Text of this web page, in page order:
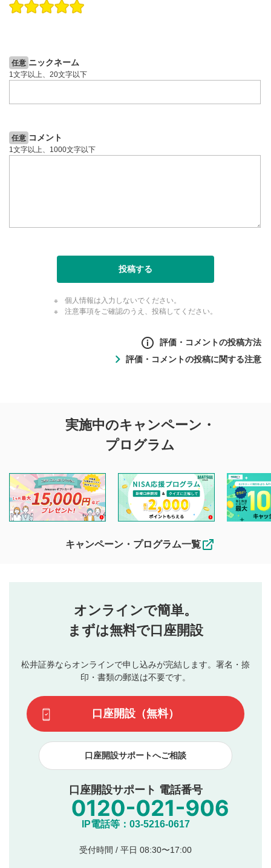
操作説明動画
任意 ニックネーム
1文字以上、20文字以下
任意 コメント
1文字以上、1000文字以下
投稿する
個人情報は入力しないでください。
注意事項をご確認のうえ、投稿してください。
評価・コメントの投稿方法
投稿するボタン
星で評価をすると投稿できます。（お名前とコメント
動画の評価
です）
評価・コメントの投稿に関する注意
投稿に関する注意
を目的として、各動画コンテンツに、評価およびコメントの
投稿ができます。利用者は以下の注意事項をご理解のうえ、
閲覧および投稿を行うものとしてください。
他の利用者が動画を視聴される際の参考になるコメントをお
待ちしております。
なお、投稿をもって、本注意事項に同意されたものとみなし
行ってください。
当社は、利用者同士、もしくは利用者と第三者間のトラ
ブルによって生じた損害に対して一切の責任を負いませ
評価およびコメントは当社にて審査のうえ、掲載となり
ます。掲載されるまでに日数がかかる場合や掲載されない
てはお答えできません。各動画コンテンツへの掲載をもっ
て結果のご連絡といたします。ご了承ください。
下記の項目に該当すると判断された投稿内容は、掲載を
見合わせる場合がございます。
本動画コンテンツとは無関係の内容の投稿
他者への誹謗中傷や差別的表現投稿
公序良俗に反する内容の投稿
氏名、住所、電話番号など個人を特定できる情報の
他のサイトへの誘導や営利目的、広告・宣伝を目
他者の権利（商標、著作権、その他の知的財産
実施中のキャンペーン・
プログラム
キャンペーン・プログラム一覧
オンラインで簡単。
まずは無料で口座開設
松井証券ならオンラインで申し込みが完結します。署名・捺
印・書類の郵送は不要です。
口座開設（無料）
口座開設サポートへご相談
口座開設サポート 電話番号
IP電話等：03-5216-0617
受付時間 / 平日 08:30〜17:00